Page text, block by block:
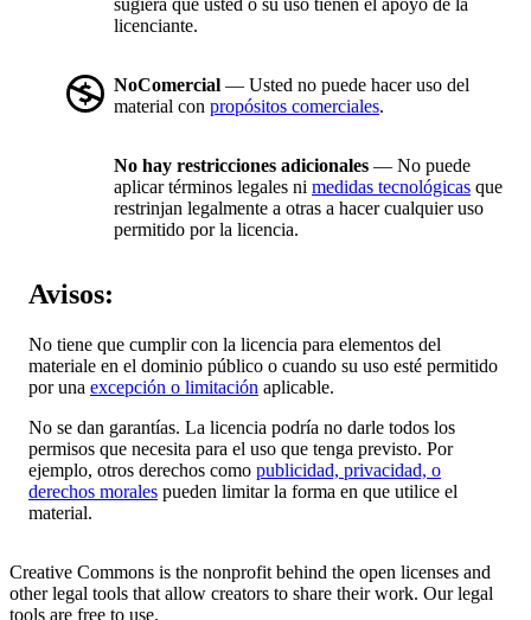
sugiera que usted o su uso tienen el apoyo de la
licenciante.
NoComercial — Usted no puede hacer uso del
material con propósitos comerciales.
No hay restricciones adicionales — No puede
aplicar términos legales ni medidas tecnológicas que
restrinjan legalmente a otras a hacer cualquier uso
permitido por la licencia.
Avisos:
No tiene que cumplir con la licencia para elementos del
materiale en el dominio público o cuando su uso esté permitido
por una excepción o limitación aplicable.
No se dan garantías. La licencia podría no darle todos los
permisos que necesita para el uso que tenga previsto. Por
ejemplo, otros derechos como publicidad, privacidad, o
derechos morales pueden limitar la forma en que utilice el
material.
Creative Commons is the nonprofit behind the open licenses and
other legal tools that allow creators to share their work. Our legal
tools are free to use.